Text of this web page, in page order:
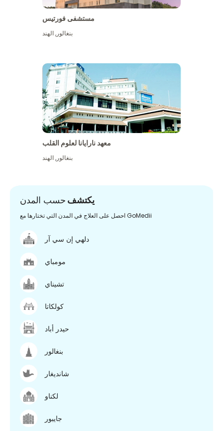
مستشفى فورتيس
بنغالور,الهند
معهد نارايانا لعلوم القلب
بنغالور,الهند
يكتشف حسب المدن
احصل على العلاج في المدن التي تختارها مع GoMedii
دلهي إن سي آر
مومباي
تشيناي
كولكاتا
حيدر أباد
بنغالور
شانديغار
لكناو
جايبور